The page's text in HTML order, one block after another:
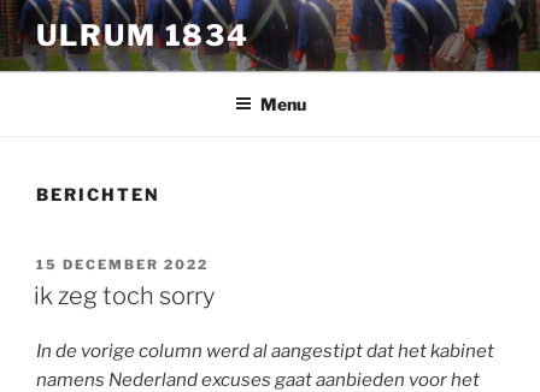
Ga
naar
de
ULRUM 1834
Menu
BERICHTEN
GEPLAATST
OP
15 DECEMBER 2022
ik zeg toch sorry
In de vorige column werd al aangestipt dat het kabinet
namens Nederland excuses gaat aanbieden voor het